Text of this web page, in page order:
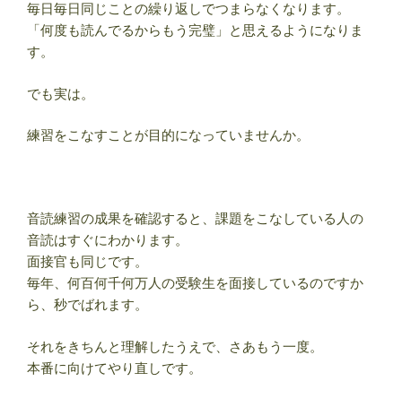
毎日毎日同じことの繰り返しでつまらなくなります。
「何度も読んでるからもう完璧」と思えるようになりま
す。
でも実は。
練習をこなすことが目的になっていませんか。
音読練習の成果を確認すると、課題をこなしている人の
音読はすぐにわかります。
面接官も同じです。
毎年、何百何千何万人の受験生を面接しているのですか
ら、秒でばれます。
それをきちんと理解したうえで、さあもう一度。
本番に向けてやり直しです。